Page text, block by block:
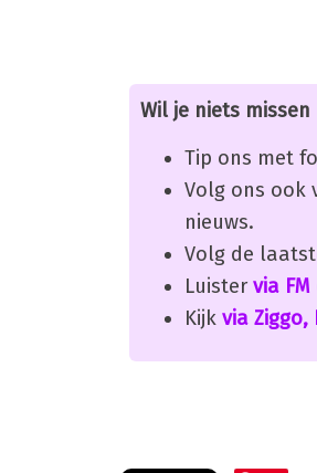
Wil je niets
Tip ons met
Volg ons ook
nieuws.
Volg de
Luister via
Kijk via Ziggo,